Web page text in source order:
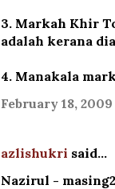
3. Markah Khir
adalah kerana
4. Manakala
February 18, 2009
azlishukri said…
Nazirul -